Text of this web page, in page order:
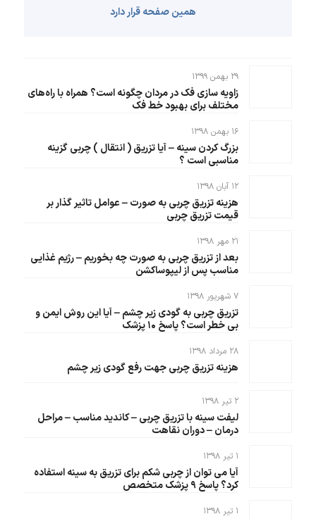
همین صفحه قرار دارد
۲۹ بهمن ۱۳۹۹
زاویه سازی فک در مردان چگونه است؟ همراه با راه‌های
مختلف برای بهبود خط فک
۱۶ بهمن ۱۳۹۸
بزرگ کردن سینه – آیا تزریق ( انتقال ) چربی گزینه
مناسبی است ؟
۱۲ آبان ۱۳۹۸
هزینه تزریق چربی به صورت – عوامل تاثیر گذار بر
قیمت تزریق چربی
۲۱ مهر ۱۳۹۸
بعد از تزریق چربی به صورت چه بخوریم – رژیم غذایی
مناسب پس از لیپوساکشن
۷ شهریور ۱۳۹۸
تزریق چربی به گودی زیر چشم – آیا این روش ایمن و
بی خطر است؟ پاسخ ۱۰ پزشک
۲۸ مرداد ۱۳۹۸
هزینه تزریق چربی جهت رفع گودی زیر چشم
۲ تیر ۱۳۹۸
لیفت سینه با تزریق چربی – کاندید مناسب – مراحل
درمان – دوران نقاهت
۱ تیر ۱۳۹۸
آیا می توان از چربی شکم برای تزریق به سینه استفاده
کرد؟ پاسخ ۹ پزشک متخصص
۱ تیر ۱۳۹۸